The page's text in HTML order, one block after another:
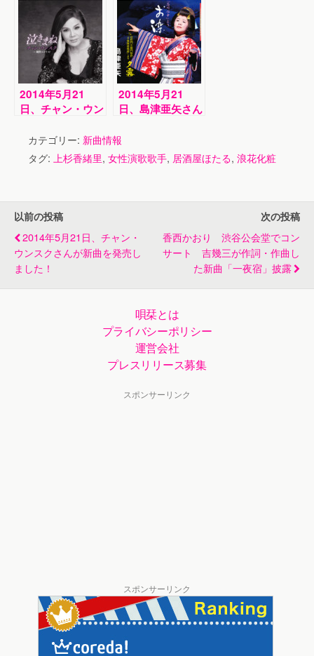
緒里が女将デュオ
を結成
しました！
2014年5月21
日、チャン・ウン
発売しました！
2014年5月21
日、島津亜矢さん
した！
カテゴリー: 新曲情報
タグ: 上杉香緒里, 女性演歌歌手, 居酒屋ほたる, 浪花化粧
以前の投稿
2014年5月21日、チャン・
ウンスクさんが新曲を発売し
ました！
次の投稿
香西かおり 渋谷公会堂でコン
サート 吉幾三が作詞・作曲し
た新曲「一夜宿」披露
唄栞とは
プライバシーポリシー
運営会社
プレスリリース募集
スポンサーリンク
スポンサーリンク